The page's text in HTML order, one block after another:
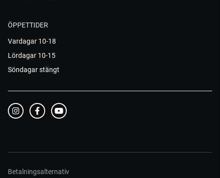
ÖPPETTIDER
Vardagar 10-18
Lördagar 10-15
Söndagar stängt
Betalningsalternativ